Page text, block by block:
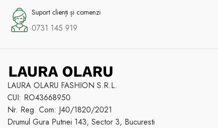
Suport clienți și comenzi
0731 145 919
LAURA OLARU FASHION S.R.L.
CUI: RO43668950
Nr. Reg. Com: J40/1820/2021
Drumul Gura Putnei 143, Sector 3, Bucuresti